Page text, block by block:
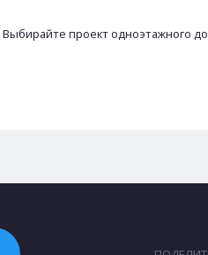
проект одноэтажного